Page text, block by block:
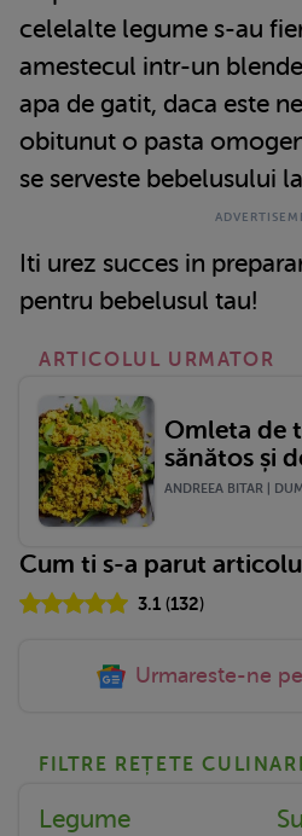
celelalte legume s-au
amestecul intr-un
apa de gatit, daca este
obitunut o pasta
se serveste bebelusului
Iti urez succes in
pentru bebelusul tau!
ARTICOLUL URMATOR
Omleta de
sănătos și
ANDREEA BITAR |
Cum ti s-a parut
3.1(132)
Urmareste-ne
FILTRE REȚETE
Legume